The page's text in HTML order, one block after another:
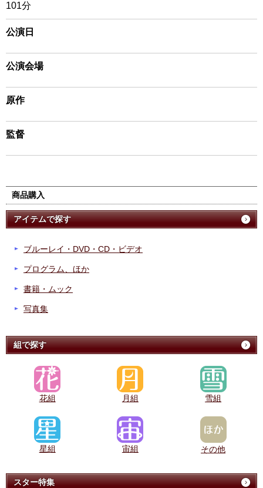
101分
公演日
公演会場
原作
監督
商品購入
アイテムで探す
ブルーレイ・DVD・CD・ビデオ
プログラム、ほか
書籍・ムック
写真集
組で探す
花組 月組 雪組
星組 宙組 その他
スター特集